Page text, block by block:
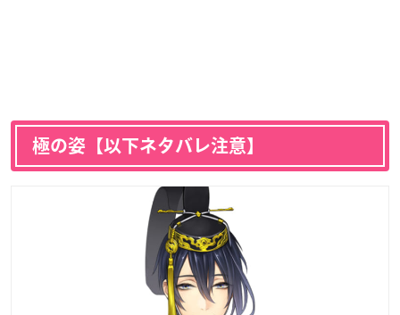
極の姿【以下ネタバレ注意】